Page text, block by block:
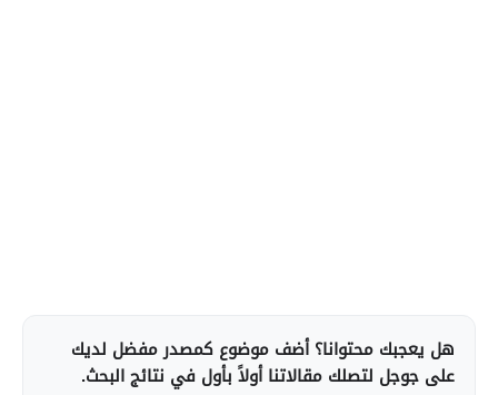
هل يعجبك محتوانا؟ أضف موضوع كمصدر مفضل لديك
على جوجل لتصلك مقالاتنا أولاً بأول في نتائج البحث.